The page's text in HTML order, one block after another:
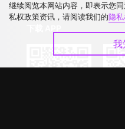
继续阅览本网站内容，即表示您
私权政策资讯，请阅读我们的隐
我